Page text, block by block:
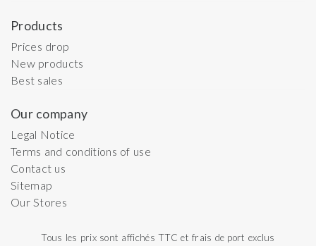
Products
Prices drop
New products
Best sales
Our company
Legal Notice
Terms and conditions of use
Contact us
Sitemap
Our Stores
Tous les prix sont affichés TTC et frais de port exclus